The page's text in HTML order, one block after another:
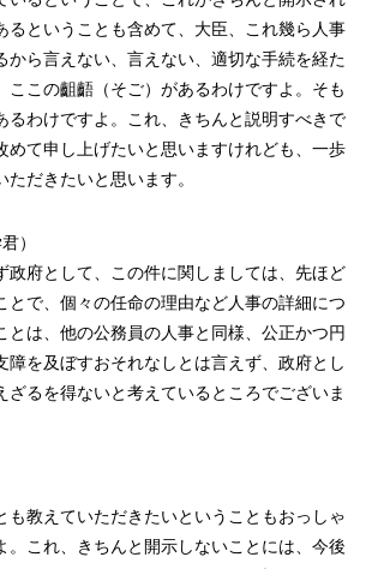
るということも含めて、大臣、これ幾ら人事
から言えない、言えない、適切な手続を経た
ここの齟齬（そご）があるわけですよ。そも
るわけですよ。これ、きちんと説明すべきで
めて申し上げたいと思いますけれども、一歩
ただきたいと思います。
）
政府として、この件に関しましては、先ほど
とで、個々の任命の理由など人事の詳細につ
とは、他の公務員の人事と同様、公正かつ円
障を及ぼすおそれなしとは言えず、政府とし
ざるを得ないと考えているところでございま
も教えていただきたいということもおっしゃ
。これ、きちんと開示しないことには、今後